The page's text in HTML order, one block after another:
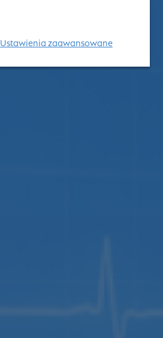
Ustawienia zaawansowane